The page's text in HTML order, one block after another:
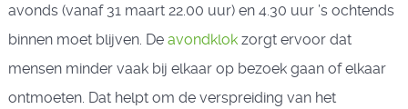
avonds (vanaf 31 maart 22.00 uur) en 4.30 uur ’s ochtends
binnen moet blijven. De avondklokzorgt ervoor dat
mensen minder vaak bij elkaar op bezoek gaan of elkaar
ontmoeten. Dat helpt om de verspreiding van het